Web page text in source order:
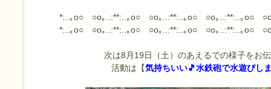
*:..｡o○ ○o｡..:**:..｡o○ ○o｡..:**:..｡o○ ○o｡..:**:..｡o○
*:..｡o○ ○o｡..:**:..｡o○ ○o｡..:**:..｡o○ ○o｡..:**:..｡o○
次は8月19日（土）のあえるでの様子をお
活動は【気持ちいい🎵水鉄砲で水遊びし